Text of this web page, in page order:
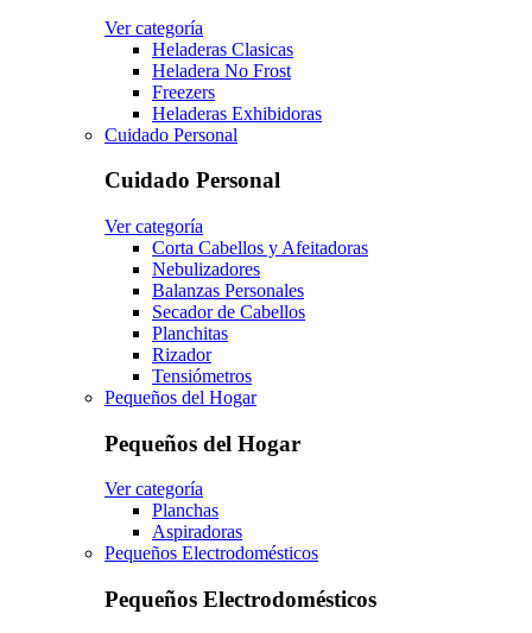
Ver categoría
Heladeras Clasicas
Heladera No Frost
Freezers
Heladeras Exhibidoras
Cuidado Personal
Cuidado Personal
Ver categoría
Corta Cabellos y Afeitadoras
Nebulizadores
Balanzas Personales
Secador de Cabellos
Planchitas
Rizador
Tensiómetros
Pequeños del Hogar
Pequeños del Hogar
Ver categoría
Planchas
Aspiradoras
Pequeños Electrodomésticos
Pequeños Electrodomésticos